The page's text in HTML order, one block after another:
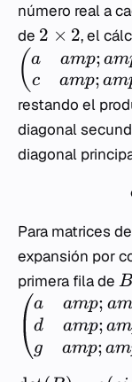
número real a
de 2 × 2, el
( a
c
amp; am
amp; am
restando el
diagonal
diagonal
Para matrices de
expansión por
primera fila de B
a
d
g
amp; am
amp; am
amp; am